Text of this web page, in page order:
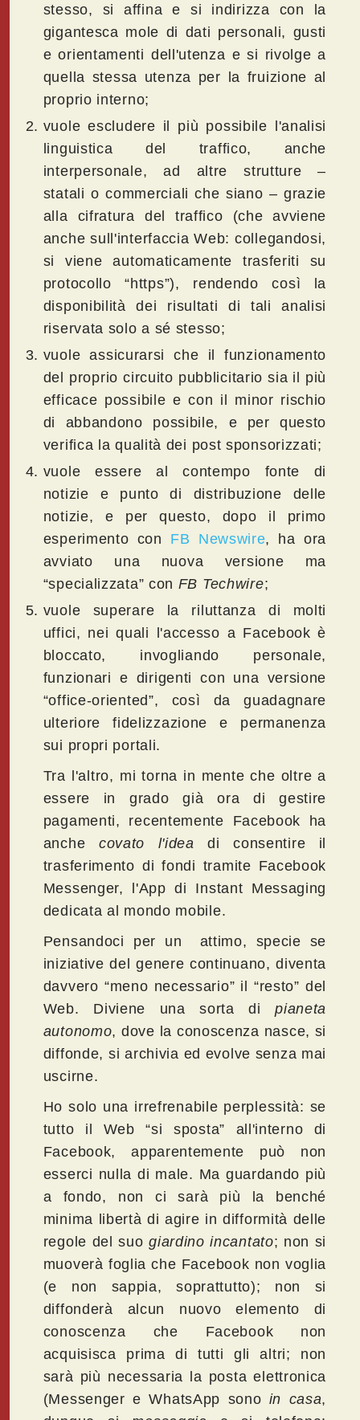
stesso, si affina e si indirizza con la
gigantesca mole di dati personali, gusti
e orientamenti dell'utenza e si rivolge a
quella stessa utenza per la fruizione al
proprio interno;
vuole escludere il più possibile l'analisi
linguistica del traffico, anche
interpersonale, ad altre strutture –
statali o commerciali che siano – grazie
alla cifratura del traffico (che avviene
anche sull'interfaccia Web: collegandosi,
si viene automaticamente trasferiti su
protocollo “https”), rendendo così la
disponibilità dei risultati di tali analisi
riservata solo a sé stesso;
vuole assicurarsi che il funzionamento
del proprio circuito pubblicitario sia il più
efficace possibile e con il minor rischio
di abbandono possibile, e per questo
verifica la qualità dei post sponsorizzati;
vuole essere al contempo fonte di
notizie e punto di distribuzione delle
notizie, e per questo, dopo il primo
esperimento con FB Newswire, ha ora
avviato una nuova versione ma
“specializzata” con FB Techwire;
vuole superare la riluttanza di molti
uffici, nei quali l'accesso a Facebook è
bloccato, invogliando personale,
funzionari e dirigenti con una versione
“office-oriented”, così da guadagnare
ulteriore fidelizzazione e permanenza
sui propri portali.
Tra l'altro, mi torna in mente che oltre a
essere in grado già ora di gestire
pagamenti, recentemente Facebook ha
anche covato l'idea di consentire il
trasferimento di fondi tramite Facebook
Messenger, l'App di Instant Messaging
dedicata al mondo mobile.
Pensandoci per un attimo, specie se
iniziative del genere continuano, diventa
davvero “meno necessario” il “resto” del
Web. Diviene una sorta dipianeta
autonomo, dove la conoscenza nasce, si
diffonde, si archivia ed evolve senza mai
uscirne.
Ho solo una irrefrenabile perplessità: se
tutto il Web “si sposta” all'interno di
Facebook, apparentemente può non
esserci nulla di male. Ma guardando più
a fondo, non ci sarà più la benché
minima libertà di agire in difformità delle
regole del suogiardino incantato; non si
muoverà foglia che Facebook non voglia
(e non sappia, soprattutto); non si
diffonderà alcun nuovo elemento di
conoscenza che Facebook non
acquisisca prima di tutti gli altri; non
sarà più necessaria la posta elettronica
(Messenger e WhatsApp sono in casa,